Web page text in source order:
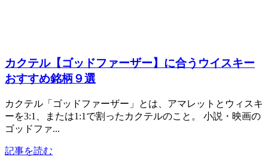
カクテル【ゴッドファーザー】に合うウイスキー
おすすめ銘柄９選
カクテル「ゴッドファーザー」とは、アマレットとウィスキ
ーを3:1、または1:1で割ったカクテルのこと。 小説・映画の
ゴッドファ...
記事を読む